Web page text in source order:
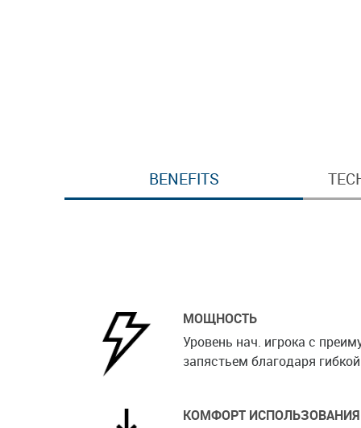
BENEFITS
МОЩНОСТЬ
Уровень нач. игрока с
запястьем благодаря
КОМФОРТ ИСПОЛЬЗОВАНИЯ